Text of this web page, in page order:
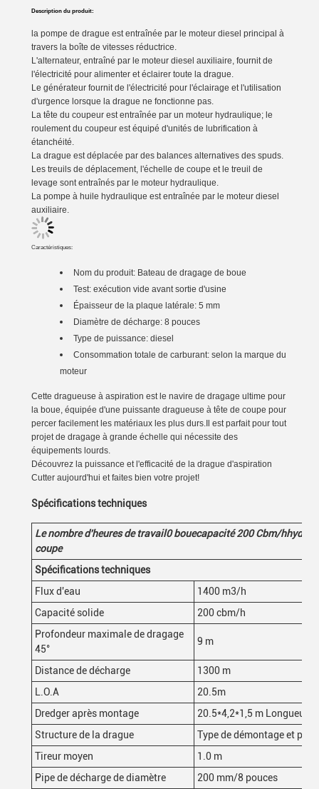
Description du produit:
la pompe de drague est entraînée par le moteur diesel principal à
travers la boîte de vitesses réductrice.
L'alternateur, entraîné par le moteur diesel auxiliaire, fournit de
l'électricité pour alimenter et éclairer toute la drague.
Le générateur fournit de l'électricité pour l'éclairage et l'utilisation
d'urgence lorsque la drague ne fonctionne pas.
La tête du coupeur est entraînée par un moteur hydraulique; le
roulement du coupeur est équipé d'unités de lubrification à
étanchéité.
La drague est déplacée par des balances alternatives des spuds.
Les treuils de déplacement, l'échelle de coupe et le treuil de
levage sont entraînés par le moteur hydraulique.
La pompe à huile hydraulique est entraînée par le moteur diesel
auxiliaire.
Caractéristiques:
Nom du produit: Bateau de dragage de boue
Test: exécution vide avant sortie d'usine
Épaisseur de la plaque latérale: 5 mm
Diamètre de décharge: 8 pouces
Type de puissance: diesel
Consommation totale de carburant: selon la marque du
moteur
Cette dragueuse à aspiration est le navire de dragage ultime pour
la boue, équipée d'une puissante dragueuse à tête de coupe pour
percer facilement les matériaux les plus durs.Il est parfait pour tout
projet de dragage à grande échelle qui nécessite des
équipements lourds.
Découvrez la puissance et l'efficacité de la drague d'aspiration
Cutter aujourd'hui et faites bien votre projet!
Spécifications techniques
Le nombre d'heures de travail0 bouecapacité 200 Cbm/h
coupe
Spécifications techniques
Flux d'eau
1400 m3/h
Capacité solide
200 cbm/h
Profondeur maximale de dragage
45°
9 m
Distance de décharge
1300 m
L.O.A
20.5m
Dredger après montage
20.5*4,2*1,5 m Longueur
Structure de la drague
Type de démontage et
Tireur moyen
1.0 m
Pipe de décharge de diamètre
200 mm/8 pouces